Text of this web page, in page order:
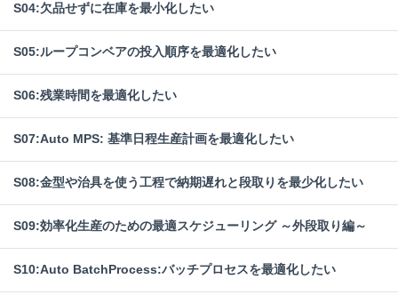
S04:欠品せずに在庫を最小化したい
S05:ループコンベアの投入順序を最適化したい
S06:残業時間を最適化したい
S07:Auto MPS: 基準日程生産計画を最適化したい
S08:金型や治具を使う工程で納期遅れと段取りを最少化したい
S09:効率化生産のための最適スケジューリング ～外段取り編～
S10:Auto BatchProcess:バッチプロセスを最適化したい